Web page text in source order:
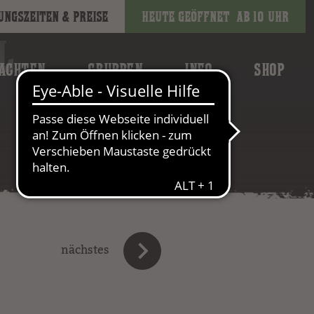
GRUPPEN INFO SHOP
& Preise Heute geöffnet ab 10 Uhr
nächstes